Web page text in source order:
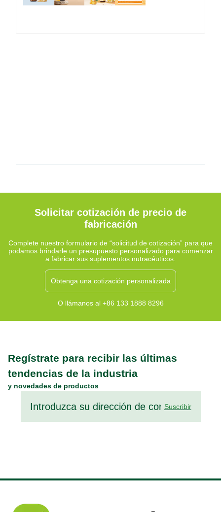
Solicitar cotización de precio de
fabricación
Complete nuestro formulario de “solicitud de cotización” para que
podamos brindarle un presupuesto personalizado para comenzar
a fabricar sus suplementos nutracéuticos.
Obtenga una cotización personalizada
O llámanos al +86 133 1888 8296
Regístrate para recibir las últimas
tendencias de la industria
y novedades de productos
Suscribir